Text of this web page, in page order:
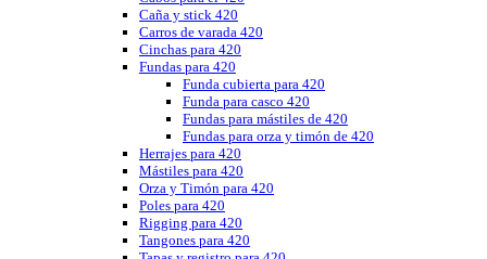
Caña y stick 420
Carros de varada 420
Cinchas para 420
Fundas para 420
Funda cubierta para 420
Funda para casco 420
Fundas para mástiles de 420
Fundas para orza y timón de 420
Herrajes para 420
Mástiles para 420
Orza y Timón para 420
Poles para 420
Rigging para 420
Tangones para 420